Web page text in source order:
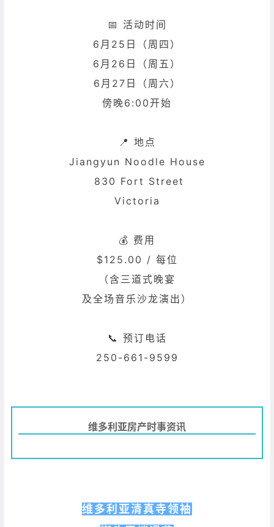
📅 活动时间
6月25日（周四）
6月26日（周五）
6月27日（周六）
傍晚6:00开始
📍 地点
Jiangyun Noodle House
830 Fort Street
Victoria
💰 费用
$125.00 / 每位
（含三道式晚宴
及全场音乐沙龙演出）
📞 预订电话
250-661-9599
维多利亚房产时事资讯
维多利亚清真寺领袖